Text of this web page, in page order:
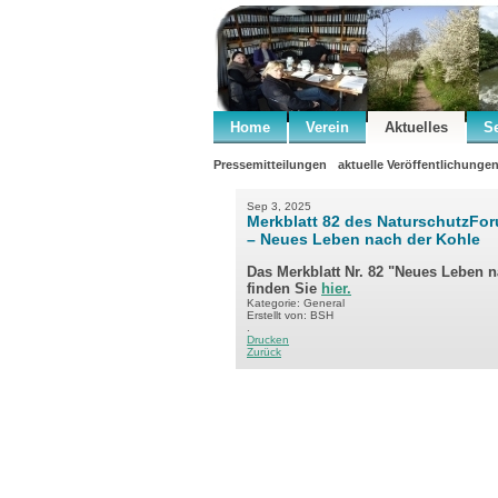
Home Verein Aktuelles
Pressemitteilungen aktuelle Veröffentlichungen
Sep 3, 2025
Merkblatt 82 des
– Neues Leben nach der Kohle
Das Merkblatt Nr. 82 "Neues Leben
finden Sie hier.
Kategorie: General
Erstellt von: BSH
Drucken
Zurück